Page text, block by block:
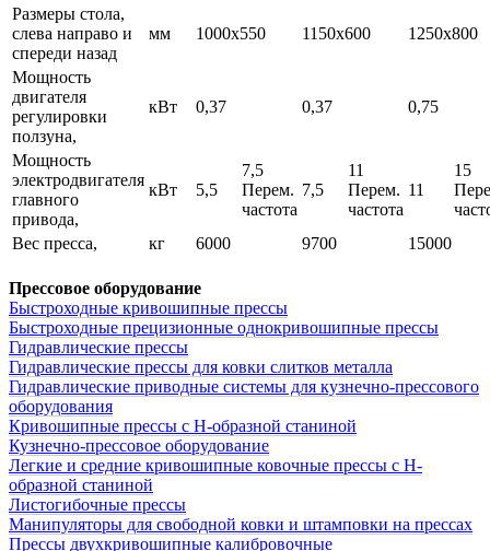
Размеры стола,
слева направо и
спереди назад
мм 1000х550 1150х600 1250х800
Мощность
двигателя
регулировки
ползуна,
кВт 0,37 0,37 0,75
Мощность
электродвигателя
главного
привода,
кВт 5,5
7,5
Перем.
частота
7,5
11
Перем.
частота
11
15
Вес пресса,
кг 6000 9700 15000
Прессовое оборудование
Быстроходные кривошипные прессы
Быстроходные прецизионные однокривошипные прессы
Гидравлические прессы
Гидравлические прессы для ковки слитков металла
Гидравлические приводные системы для кузнечно-прессового
оборудования
Кривошипные прессы с Н-образной станиной
Кузнечно-прессовое оборудование
Легкие и средние кривошипные ковочные прессы с H-
образной станиной
Листогибочные прессы
Манипуляторы для свободной ковки и штамповки на прессах
Прессы двухкривошипные калибровочные